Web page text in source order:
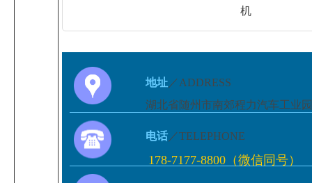
机
地址 ／ADDRESS
湖北省随州市南郊程力汽车工业园
电话 ／TELEPHONE
178-7177-8800（微信同号）